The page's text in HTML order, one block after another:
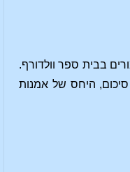
בבית ספר וולדורף.
סיכום, היחס של אמנות